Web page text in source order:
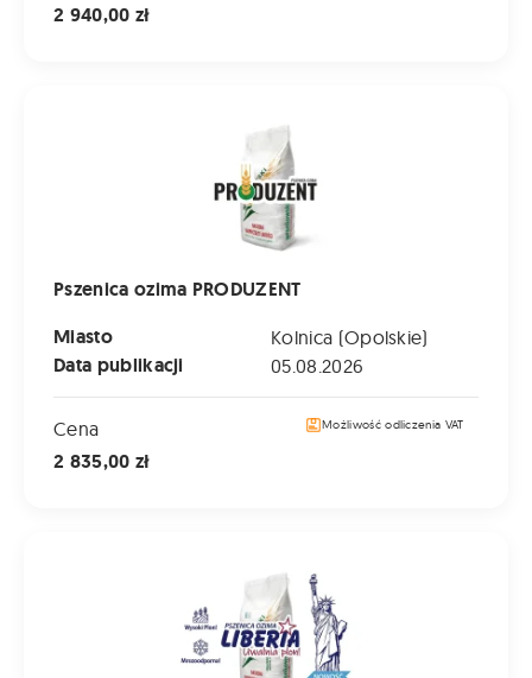
2 940,00 zł
Pszenica ozima PRODUZENT
Miasto
Kolnica (Opolskie)
Data publikacji 05.08.2026
Cena
2 835,00 zł
Możliwość odliczenia VAT